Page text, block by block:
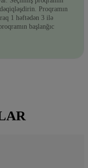
Proqramın
1 həftədən 3 ilə
başlanğıc